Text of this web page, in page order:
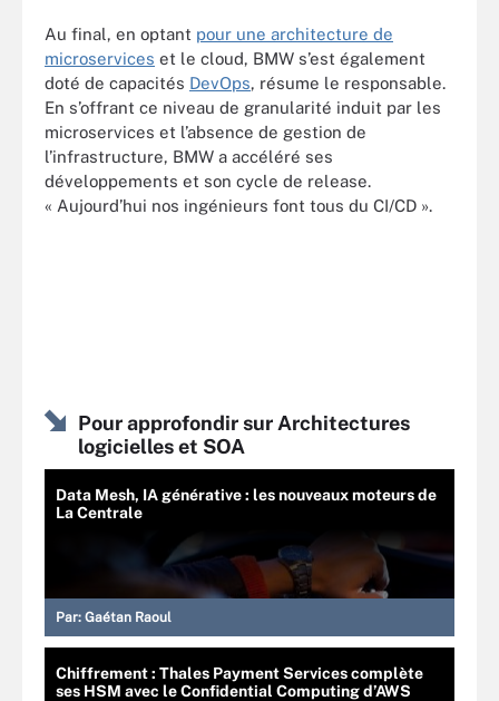
Au final, en optant pour une architecture de
microservices et le cloud, BMW s’est également
doté de capacités DevOps, résume le responsable.
En s’offrant ce niveau de granularité induit par les
microservices et l’absence de gestion de
l’infrastructure, BMW a accéléré ses
développements et son cycle de release.
« Aujourd’hui nos ingénieurs font tous du CI/CD ».
Pour approfondir sur Architectures
logicielles et SOA
Data Mesh, IA générative : les nouveaux moteurs de
La Centrale
Par: Gaétan Raoul
Chiffrement : Thales Payment Services complète
ses HSM avec le Confidential Computing d’AWS